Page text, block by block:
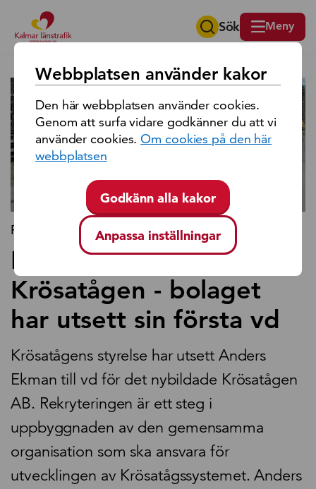
Sök på region Kalmar län Sök Meny
Pressmeddelande 2026-07-08
Nu byggs framtidens
Krösatågen - bolaget
har utsett sin första vd
Krösatågens styrelse har utsett Anders
Ekman till vd för det nybildade Krösatågen
AB. Rekryteringen är ett steg i
uppbyggnaden av den gemensamma
organisation som ska ansvara för
utvecklingen av Krösatågssystemet. Anders
Webbplatsen använder kakor
Den här webbplatsen använder cookies.
Genom att surfa vidare godkänner du att vi
använder cookies.Om cookies på den här
webbplatsen
Godkänn alla kakor
Anpassa inställningar